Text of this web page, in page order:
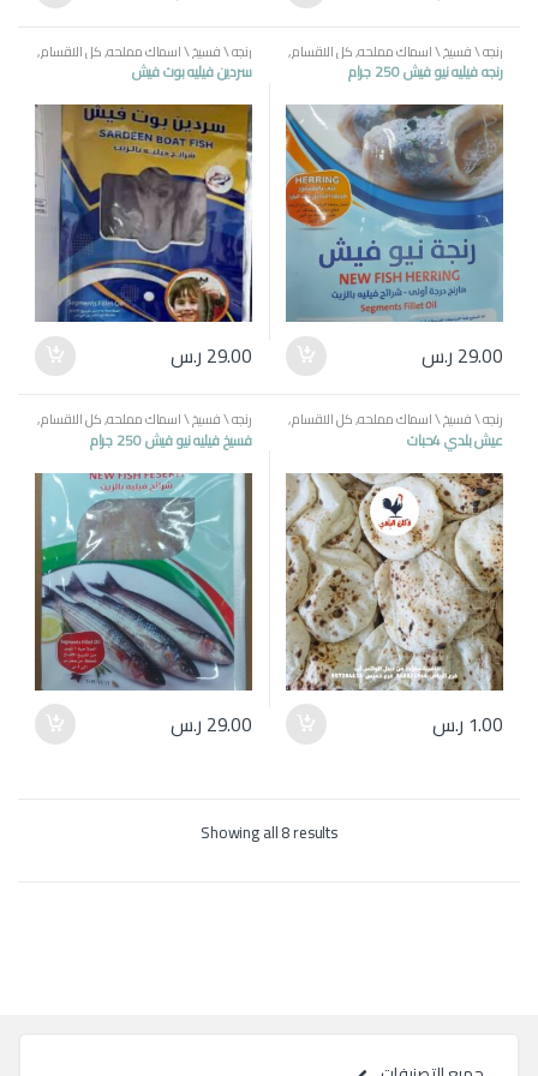
رنجه \ فسيخ \ اسماك مملحه,كل الاقسام,
منتجات مصرية
رنجه فيليه نيو فيش 250 جرام
29.00 ر.س
رنجه \ فسيخ \ اسماك مملحه,كل الاقسام,
منتجات مصرية
سردين فيليه بوت فيش
29.00 ر.س
رنجه \ فسيخ \ اسماك مملحه,كل الاقسام,
منتجات مصرية
عيش بلدي 4حبات
1.00 ر.س
رنجه \ فسيخ \ اسماك مملحه,كل الاقسام,
منتجات مصرية
فسيخ فيليه نيو فيش 250 جرام
29.00 ر.س
Showing all 8 results